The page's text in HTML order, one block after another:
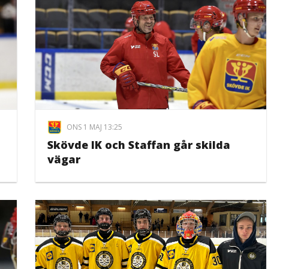
ONS 1 MAJ 13:25
Skövde IK och Staffan går skilda
vägar